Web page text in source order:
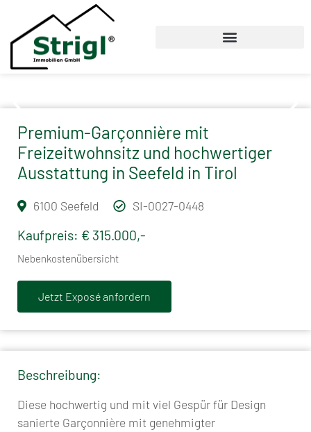
Premium-Garçonnière mit
Freizeitwohnsitz und hochwertiger
Ausstattung in Seefeld in Tirol
6100 Seefeld SI-0027-0448
Kaufpreis: € 315.000,-
Nebenkostenübersicht
Jetzt Exposé anfordern
Beschreibung:
Diese hochwertig und mit viel Gespür für Design
sanierte Garçonnière mit genehmigter